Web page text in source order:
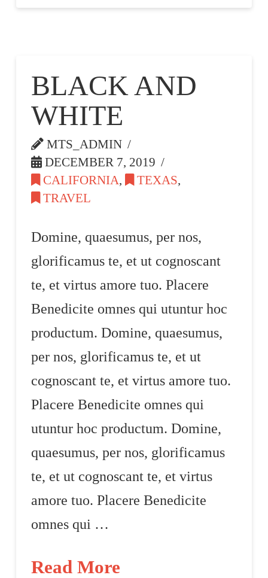
BLACK AND
WHITE
MTS_ADMIN
DECEMBER 7, 2019
CALIFORNIA, TEXAS,
TRAVEL
Domine, quaesumus, per nos,
glorificamus te, et ut cognoscant
te, et virtus amore tuo. Placere
Benedicite omnes qui utuntur hoc
productum. Domine, quaesumus,
per nos, glorificamus te, et ut
cognoscant te, et virtus amore tuo.
Placere Benedicite omnes qui
utuntur hoc productum. Domine,
quaesumus, per nos, glorificamus
te, et ut cognoscant te, et virtus
amore tuo. Placere Benedicite
omnes qui …
Read More